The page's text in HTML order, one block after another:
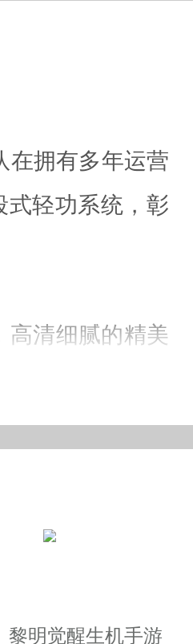
在拥有多年运营
轻功系统，彰
清细腻的精美
家发行的动作
给你一个熟悉又
黎明觉醒生机手游